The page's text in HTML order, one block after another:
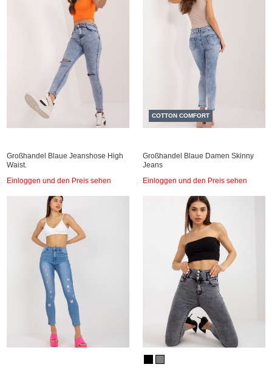
Großhandel Blaue Jeanshose High
Waist.
Einloggen und den Preis sehen
COTTON COMFORT
Großhandel Blaue Damen Skinny
Jeans
Einloggen und den Preis sehen